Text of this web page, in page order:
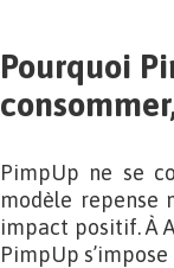
Pourquoi
PimpUp ne se
modèle repense
impact positif. À
PimpUp